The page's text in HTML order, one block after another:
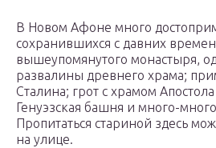
В Новом Афоне много
сохранившихся с давних
вышеупомянутого монастыря,
развалины древнего храма;
Сталина; грот с храмом
Генуэзская башня и много-
Пропитаться стариной здесь
на улице.